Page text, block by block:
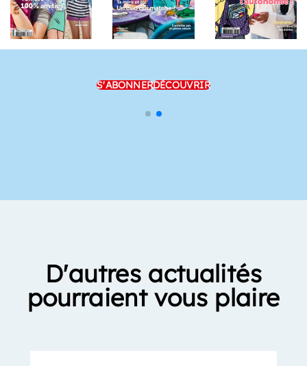
S'ABONNERDÉCOUVRIR
D'autres actualités
pourraient vous plaire